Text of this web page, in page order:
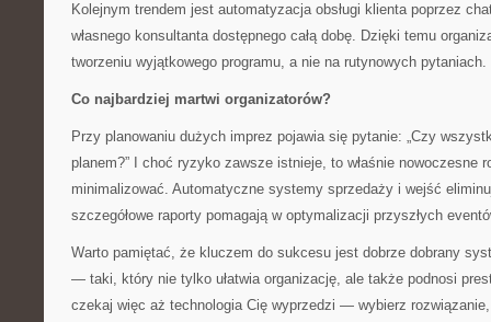
Kolejnym trendem jest automatyzacja obsługi klienta poprzez
własnego konsultanta dostępnego całą dobę. Dzięki temu
tworzeniu wyjątkowego programu, a nie na rutynowych pytaniach.
Co najbardziej martwi organizatorów?
Przy planowaniu dużych imprez pojawia się pytanie: „Czy
planem?” I choć ryzyko zawsze istnieje, to właśnie nowoczesne
minimalizować. Automatyczne systemy sprzedaży i wejść
szczegółowe raporty pomagają w optymalizacji przyszłych
Warto pamiętać, że kluczem do sukcesu jest dobrze dobrany
— taki, który nie tylko ułatwia organizację, ale także podnosi
czekaj więc aż technologia Cię wyprzedzi — wybierz